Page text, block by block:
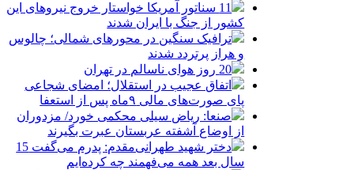
11 سناتور آمریکا خواستار خروج نیروهای این
کشور از جنگ با ایران شدند
ترافیک سنگین در محورهای شمالی؛ چالوس
و هراز پرتردد شدند
20 روز هوای ناسالم در تهران
اتفاق عجیب در استقلال؛ امضای شجاعی
پای صورت‌های مالی ٩ماه پس از استعفا
صنعا: ریاض سیلی محکمی خورد/ مزدوران
از اوضاع آشفته عربستان عبرت بگیرند
دختر شهید طهرانی‌مقدم: پدرم می‌گفت 15
سال بعد همه می‌فهمند چه کرده‌ایم